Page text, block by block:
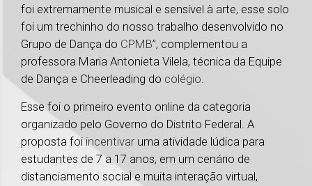
foi extremamente musical e sensível à arte, esse solo
foi um trechinho do nosso trabalho desenvolvido no
Grupo de Dança do CPMB”, complementou a
professora Maria Antonieta Vilela, técnica da Equipe
de Dança e Cheerleading do colégio.
Esse foi o primeiro evento online da categoria
organizado pelo Governo do Distrito Federal. A
proposta foi incentivar uma atividade lúdica para
estudantes de 7 a 17 anos, em um cenário de
distanciamento social e muita interação virtual,